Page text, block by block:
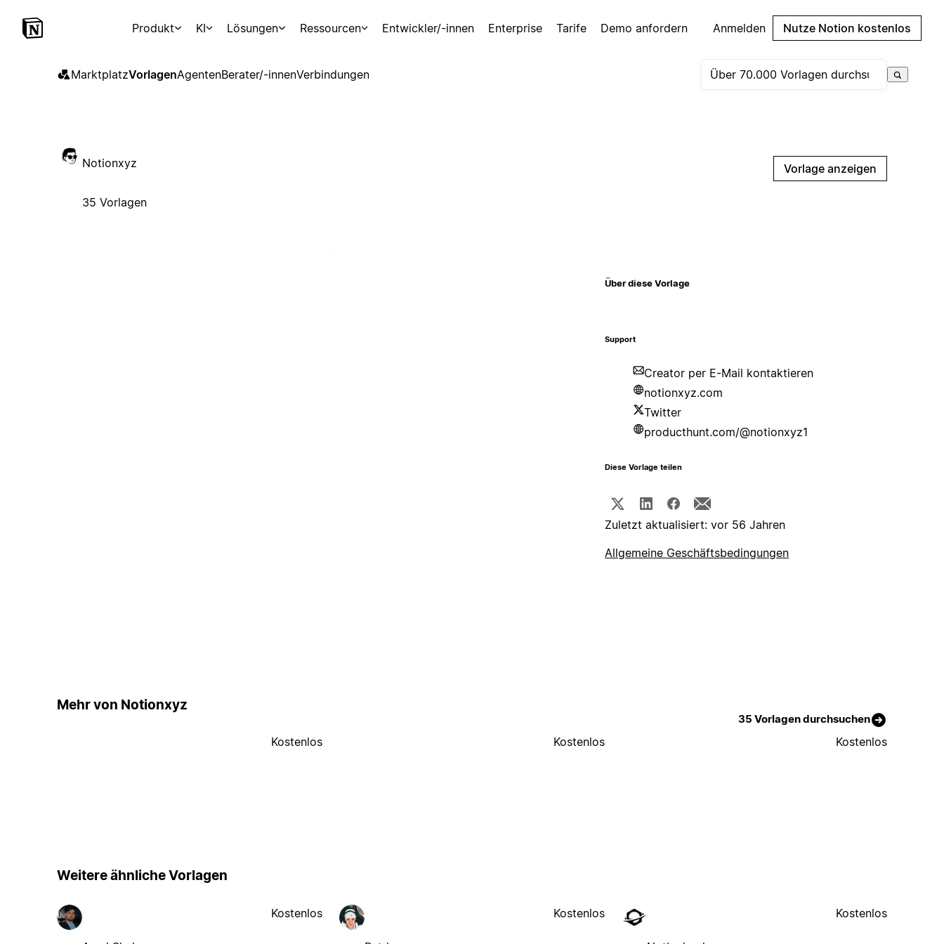
Produkt KI Lösungen Ressourcen Entwickler/-innen Enterprise Tarife Demo anfordern Anmelden Nutze Notion kostenlos
MarktplatzVorlagenAgentenBerater/-innenVerbindungen
Notionxyz
35 Vorlagen
Vorlage anzeigen
Über diese Vorlage
Support
Creator per E-Mail kontaktieren
notionxyz.com
Twitter
producthunt.com/@notionxyz1
Diese Vorlage teilen
Zuletzt aktualisiert: vor 56 Jahren
Allgemeine Geschäftsbedingungen
Mehr von Notionxyz
35 Vorlagen durchsuchen
Kostenlos Kostenlos Kostenlos
Weitere ähnliche Vorlagen
Kostenlos Kostenlos Kostenlos